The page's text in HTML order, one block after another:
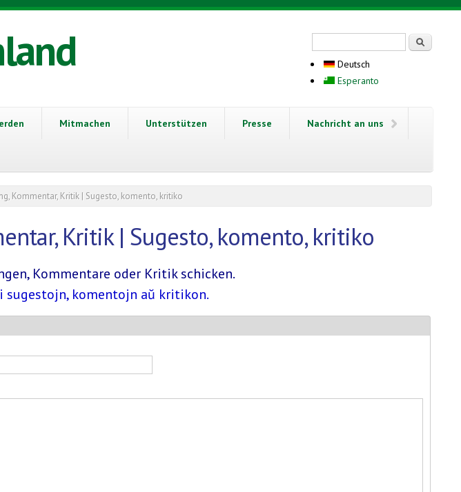
Deutsch
Esperanto
Mitmachen Unterstützen Presse Nachricht an uns
Kommentar, Kritik | Sugesto, komento, kritiko
Kritik | Sugesto, komento, kritiko
Kommentare oder Kritik schicken.
sugestojn, komentojn aŭ kritikon.